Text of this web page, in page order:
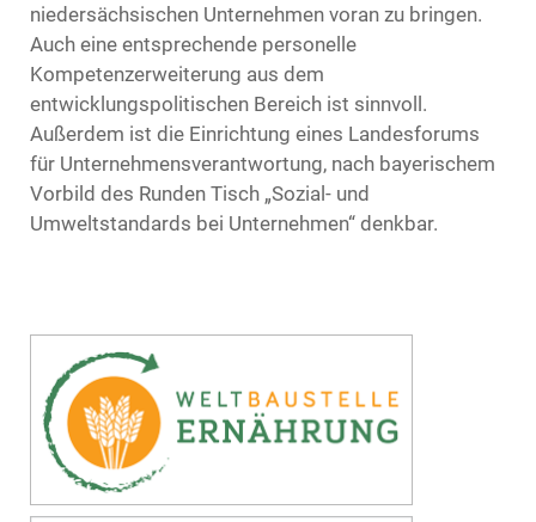
niedersächsischen Unternehmen voran zu bringen.
Auch eine entsprechende personelle
Kompetenzerweiterung aus dem
entwicklungspolitischen Bereich ist sinnvoll.
Außerdem ist die Einrichtung eines Landesforums
für Unternehmensverantwortung, nach bayerischem
Vorbild des Runden Tisch „Sozial- und
Umweltstandards bei Unternehmen“ denkbar.